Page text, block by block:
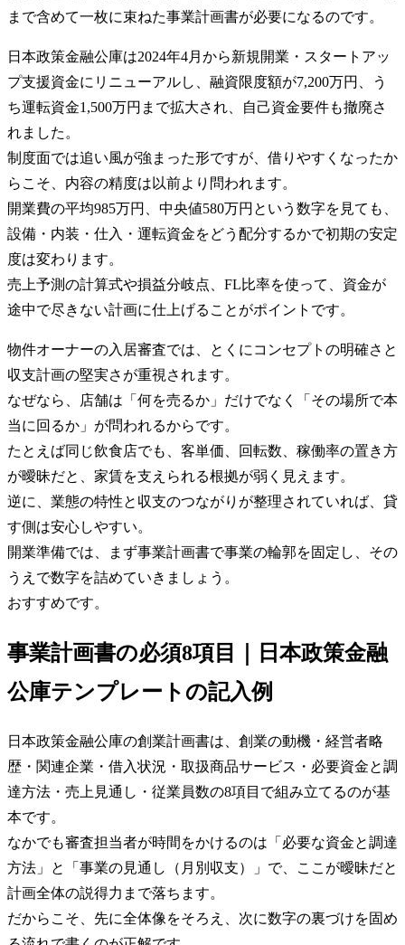
まで含めて一枚に束ねた事業計画書が必要になるのです。
日本政策金融公庫は2024年4月から新規開業・スタートアッ
プ支援資金にリニューアルし、融資限度額が7,200万円、う
ち運転資金1,500万円まで拡大され、自己資金要件も撤廃さ
れました。
制度面では追い風が強まった形ですが、借りやすくなったか
らこそ、内容の精度は以前より問われます。
開業費の平均985万円、中央値580万円という数字を見ても、
設備・内装・仕入・運転資金をどう配分するかで初期の安定
度は変わります。
売上予測の計算式や損益分岐点、FL比率を使って、資金が
途中で尽きない計画に仕上げることがポイントです。
物件オーナーの入居審査では、とくにコンセプトの明確さと
収支計画の堅実さが重視されます。
なぜなら、店舗は「何を売るか」だけでなく「その場所で本
当に回るか」が問われるからです。
たとえば同じ飲食店でも、客単価、回転数、稼働率の置き方
が曖昧だと、家賃を支えられる根拠が弱く見えます。
逆に、業態の特性と収支のつながりが整理されていれば、貸
す側は安心しやすい。
開業準備では、まず事業計画書で事業の輪郭を固定し、その
うえで数字を詰めていきましょう。
おすすめです。
事業計画書の必須8項目｜日本政策金融
公庫テンプレートの記入例
日本政策金融公庫の創業計画書は、創業の動機・経営者略
歴・関連企業・借入状況・取扱商品サービス・必要資金と調
達方法・売上見通し・従業員数の8項目で組み立てるのが基
本です。
なかでも審査担当者が時間をかけるのは「必要な資金と調達
方法」と「事業の見通し（月別収支）」で、ここが曖昧だと
計画全体の説得力まで落ちます。
だからこそ、先に全体像をそろえ、次に数字の裏づけを固め